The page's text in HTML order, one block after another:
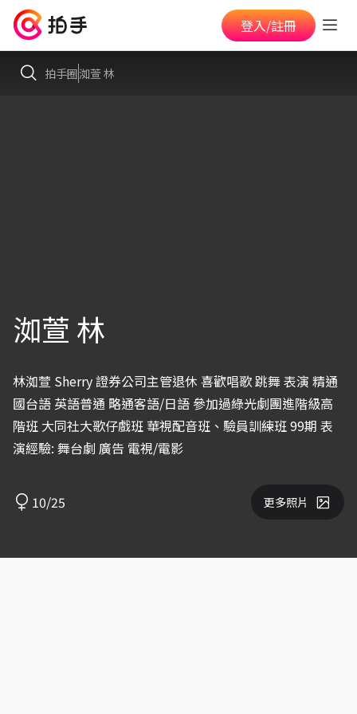
登入/註冊
拍手圈洳萱 林
洳萱 林
林洳萱 Sherry 證券公司主管退休 喜歡唱歌 跳舞 表演 精通
國台語 英語普通 略通客語/日語 參加過綠光劇團進階級高
階班 大同社大歌仔戲班 華視配音班、驗員訓練班 99期 表
演經驗: 舞台劇 廣告 電視/電影
10/25 更多照片